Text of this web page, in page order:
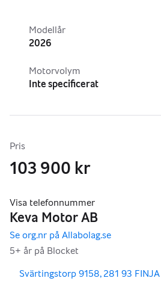
Modellår
2026
Motorvolym
Inte specificerat
Pris
103 900 kr
,
Svärtingstorp 9158, 281 93 FINJA